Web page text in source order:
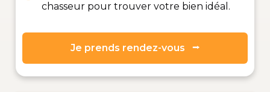
chasseur pour trouver votre bien idéal.
Je prends rendez-vous ⭢